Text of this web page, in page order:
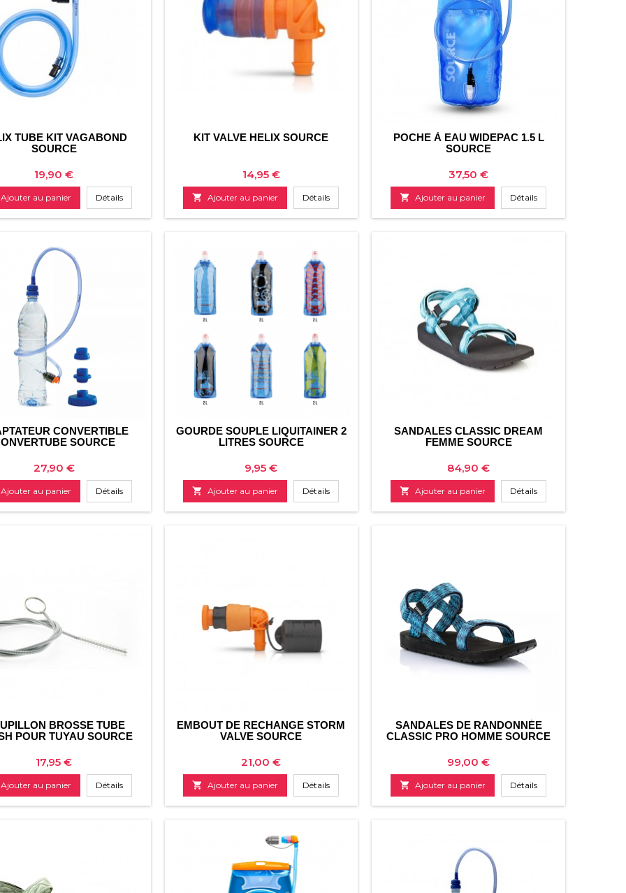
TUBE KIT VAGABOND
SOURCE
Prix
19,90 €
Ajouter au panier Détails
KIT VALVE HELIX SOURCE
Prix
14,95 €
 Ajouter au panier Détails
POCHE À EAU WIDEPAC 1.5 L
SOURCE
Prix
37,50 €
 Ajouter au panier Détails
CONVERTIBLE
SOURCE
Prix
27,90 €
Ajouter au panier Détails
GOURDE SOUPLE LIQUITAINER 2
LITRES SOURCE
Prix
9,95 €
 Ajouter au panier Détails
SANDALES CLASSIC DREAM
FEMME SOURCE
Prix
84,90 €
 Ajouter au panier Détails
BROSSE TUBE
POUR TUYAU SOURCE
Prix
17,95 €
Ajouter au panier Détails
EMBOUT DE RECHANGE STORM
VALVE SOURCE
Prix
21,00 €
 Ajouter au panier Détails
SANDALES DE RANDONNÉE
CLASSIC PRO HOMME SOURCE
Prix
99,00 €
 Ajouter au panier Détails